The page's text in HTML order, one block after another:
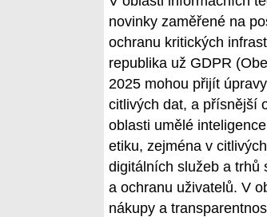
novinky zaměřené na
ochranu kritických
republika už GDPR
2025 mohou přijít
citlivých dat, a přísnější
oblasti umělé
etiku, zejména v
digitálních služeb a trhů
a ochranu uživatelů. V
nákupy a